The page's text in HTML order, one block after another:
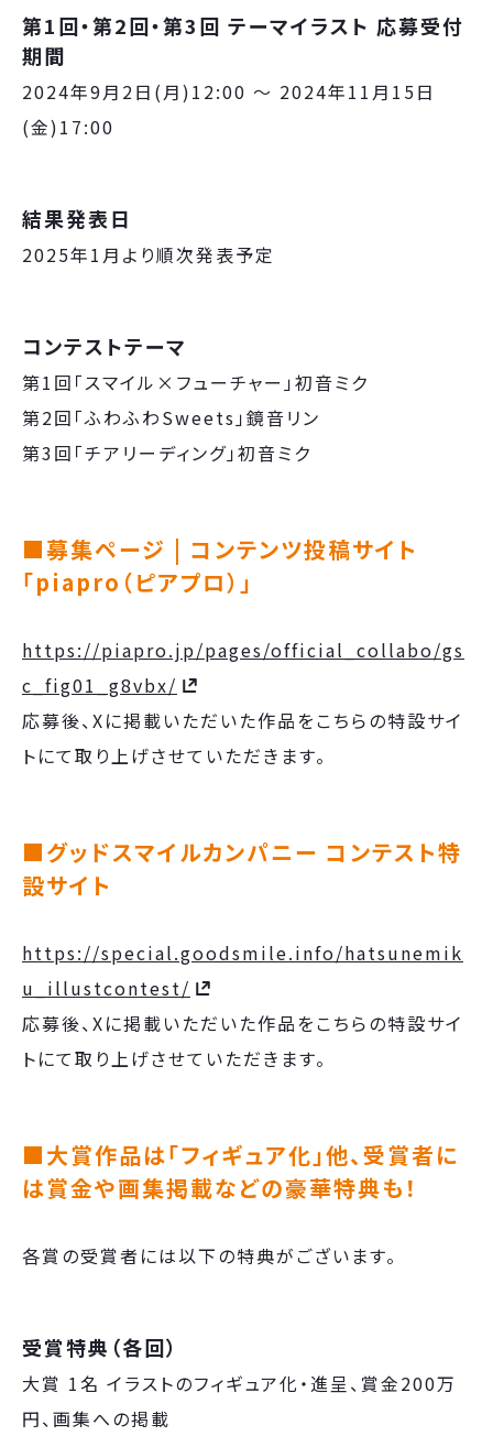
第1回・第2回・第3回 テーマイラスト 応募受付
期間
2024年9⽉2⽇(⽉)12:00 〜 2024年11⽉15⽇
(⾦)17:00
結果発表⽇
2025年1⽉より順次発表予定
コンテストテーマ
第1回「スマイル×フューチャー」初⾳ミク
第2回「ふわふわSweets」鏡⾳リン
第3回「チアリーディング」初⾳ミク
■募集ページ | コンテンツ投稿サイト
「piapro（ピアプロ）」
https://piapro.jp/pages/official_collabo/gs
c_fig01_g8vbx/
応募後、Xに掲載いただいた作品をこちらの特設サイ
トにて取り上げさせていただきます。
■グッドスマイルカンパニー コンテスト特
設サイト
https://special.goodsmile.info/hatsunemik
u_illustcontest/
応募後、Xに掲載いただいた作品をこちらの特設サイ
トにて取り上げさせていただきます。
■⼤賞作品は「フィギュア化」他、受賞者に
は賞⾦や画集掲載などの豪華特典も！
各賞の受賞者には以下の特典がございます。
受賞特典（各回）
⼤賞 1名 イラストのフィギュア化・進呈、賞⾦200万
円、画集への掲載